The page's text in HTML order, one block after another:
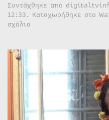
Συντάχθηκε από
12:33. Καταχωρήθηκε στο
σχόλια
Doc
ΕΡΤ:
«Ψ»